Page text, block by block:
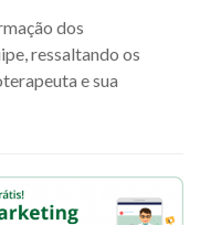
dos
ressaltando os
e sua